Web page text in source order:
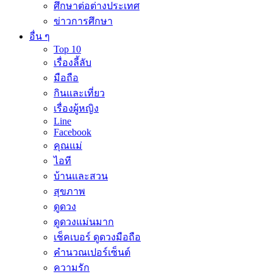
ศึกษาต่อต่างประเทศ
ข่าวการศึกษา
อื่น ๆ
Top 10
เรื่องลี้ลับ
มือถือ
กินและเที่ยว
เรื่องผู้หญิง
Line
Facebook
คุณแม่
ไอที
บ้านและสวน
สุขภาพ
ดูดวง
ดูดวงแม่นมาก
เช็คเบอร์ ดูดวงมือถือ
คำนวณเปอร์เซ็นต์
ความรัก